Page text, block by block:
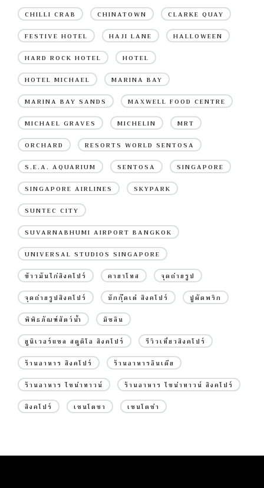
CHILLI CRAB CHINATOWN CLARKE QUAY
FESTIVE HOTEL HAJI LANE HALLOWEEN
HARD ROCK HOTEL HOTEL
HOTEL MICHAEL MARINA BAY
MARINA BAY SANDS MAXWELL FOOD CENTRE
MICHAEL GRAVES MICHELIN MRT
ORCHARD RESORTS WORLD SENTOSA
S.E.A. AQUARIUM SENTOSA SINGAPORE
SINGAPORE AIRLINES SKYPARK
SUNTEC CITY
SUVARNABHUMI AIRPORT BANGKOK
UNIVERSAL STUDIOS SINGAPORE
ข้าวมันไก่สิงคโปร์ คายาโทส จุดถ่ายรูป
จุดถ่ายรูปสิงคโปร์ บักกุ๊ดเต๋ สิงคโปร์ ปูผัดพริก
พิพิธภัณฑ์สัตว์น้ำ มิชลิน
ยูนิเวอร์แซล สตูดิโอ สิงคโปร์ รีวิวเที่ยวสิงคโปร์
ร้านอาหาร สิงคโปร์ ร้านอาหารอินเดีย
ร้านอาหาร ไชน่าทาวน์ ร้านอาหาร ไชน่าทาวน์ สิงคโปร์
สิงคโปร์ เซนโตซา เซนโตซ่า